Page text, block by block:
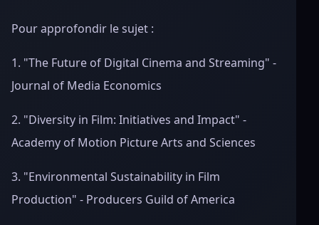
Pour approfondir le sujet :
1. "The Future of Digital Cinema and Streaming" -
Journal of Media Economics
2. "Diversity in Film: Initiatives and Impact" -
Academy of Motion Picture Arts and Sciences
3. "Environmental Sustainability in Film
Production" - Producers Guild of America